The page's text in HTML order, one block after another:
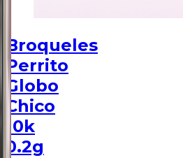
Broqueles
Perrito
Globo
Chico
10k
0.2g